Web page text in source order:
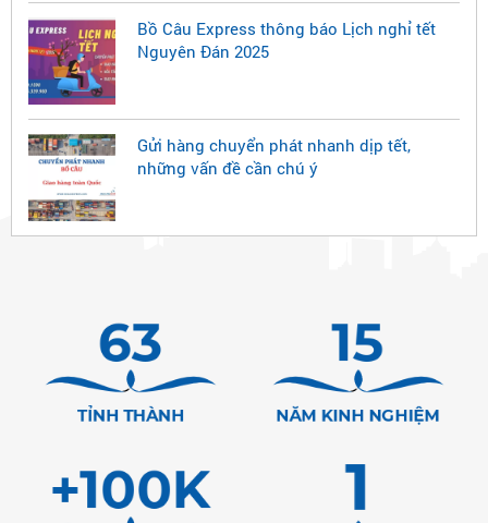
Bồ Câu Express thông báo Lịch nghỉ tết
Nguyên Đán 2025
Gửi hàng chuyển phát nhanh dịp tết,
những vấn đề cần chú ý
63
TỈNH THÀNH
15
NĂM KINH NGHIỆM
+100K 1